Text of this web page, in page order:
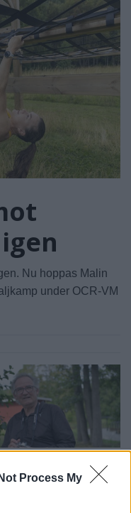
Process My
Nu hoppas Malin
under OCR-VM
08-06 KL. 08:03
fångar